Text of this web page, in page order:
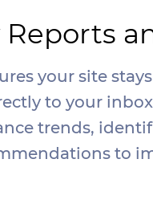
your site
to your
trends,
to